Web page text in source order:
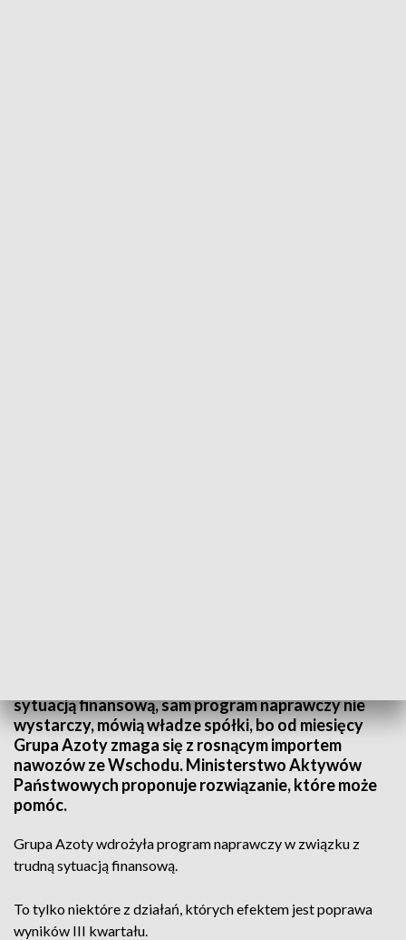
sytuacją finansową, sam program naprawczy nie
wystarczy, mówią władze spółki, bo od miesięcy
Grupa Azoty zmaga się z rosnącym importem
nawozów ze Wschodu. Ministerstwo Aktywów
Państwowych proponuje rozwiązanie, które może
pomóc.
Grupa Azoty wdrożyła program naprawczy w związku z
trudną sytuacją finansową.
To tylko niektóre z działań, których efektem jest poprawa
wyników III kwartału.